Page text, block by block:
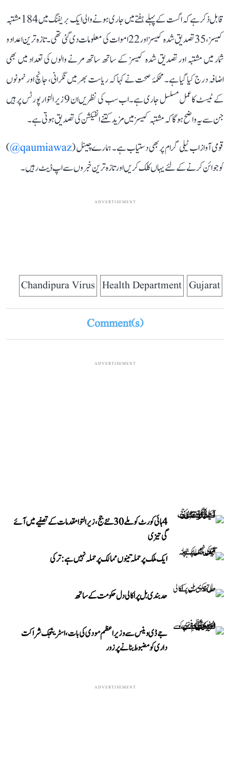
قابل ذکر ہے کہ اگست کے پہلے ہفتے میں جاری ہونے والی ایک بریفنگ میں 184 مشتبہ
کیسز، 35 تصدیق شدہ کیسز اور 22 اموات کی معلومات دی گئی تھی۔ تازہ ترین اعداد و
شمار میں مشتبہ اور تصدیق شدہ کیسز کے ساتھ ساتھ مرنے والوں کی تعداد میں بھی
اضافہ درج کیا گیا ہے۔ محکمۂ صحت نے کہا کہ ریاست بھر میں نگرانی، جانچ اور نمونوں
کے ٹیسٹ کا عمل مسلسل جاری ہے۔ اب سب کی نظریں ان 9 زیر التوا رپورٹس پر ہیں
جن سے یہ واضح ہوگا کہ مشتبہ کیسز میں مزید کتنے انفیکشن کی تصدیق ہوتی ہے۔
قومی آواز اب ٹیلی گرام پر بھی دستیاب ہے۔ ہمارے چینل (qaumiawaz@
)
کو جوائن کرنے کے لئے یہاں کلک کریں اور تازہ ترین خبروں سے اپ ڈیٹ رہیں۔
ADVERTISEMENT
Gujarat
Health Department
Chandipura Virus
Comment(s)
ADVERTISEMENT
4 ہائی کورٹ کو ملے 30 نئے جج، زیر التوا مقدمات کے تصفیے میں آئے
گی تیزی
ایک ملک پر حملہ تینوں ممالک پر حملہ نہیں ہے: ترکی
حد بندی بل پر اکالی دل حکومت کے ساتھ
جے ڈی وینس سے وزیر اعظم مودی کی بات، اسٹریٹجک شراکت
داری کو مضبوط بنانے پر زور
ADVERTISEMENT